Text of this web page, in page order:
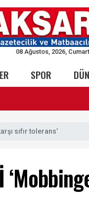
08 Ağustos, 2026,
SPOR
sıfır tolerans’